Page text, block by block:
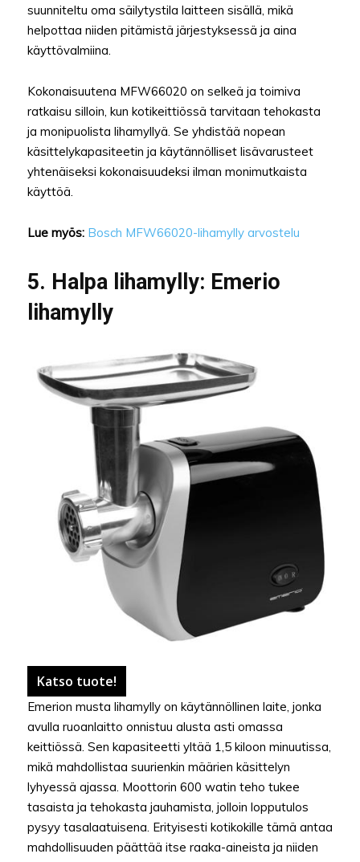
suunniteltu oma säilytystila laitteen sisällä, mikä
helpottaa niiden pitämistä järjestyksessä ja aina
käyttövalmiina.
Kokonaisuutena MFW66020 on selkeä ja toimiva
ratkaisu silloin, kun kotikeittiössä tarvitaan tehokasta
ja monipuolista lihamyllyä. Se yhdistää nopean
käsittelykapasiteetin ja käytännölliset lisävarusteet
yhtenäiseksi kokonaisuudeksi ilman monimutkaista
käyttöä.
Lue myös: Bosch MFW66020-lihamylly arvostelu
5. Halpa lihamylly: Emerio
lihamylly
Katso tuote!
Emerion musta lihamylly on käytännöllinen laite, jonka
avulla ruoanlaitto onnistuu alusta asti omassa
keittiössä. Sen kapasiteetti yltää 1,5 kiloon minuutissa,
mikä mahdollistaa suurienkin määrien käsittelyn
lyhyessä ajassa. Moottorin 600 watin teho tukee
tasaista ja tehokasta jauhamista, jolloin lopputulos
pysyy tasalaatuisena. Erityisesti kotikokille tämä antaa
mahdollisuuden päättää itse raaka-aineista ja niiden